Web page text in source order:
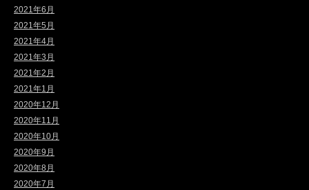
2021年6月
2021年5月
2021年4月
2021年3月
2021年2月
2021年1月
2020年12月
2020年11月
2020年10月
2020年9月
2020年8月
2020年7月